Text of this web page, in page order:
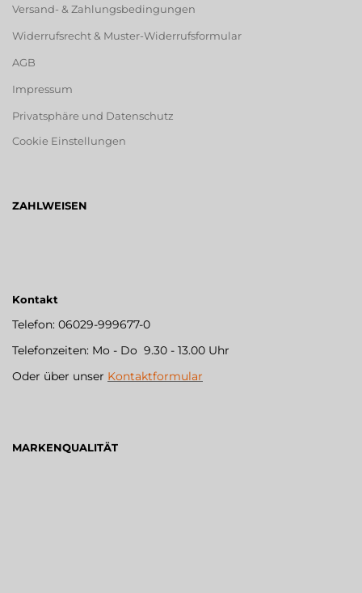
Versand- & Zahlungsbedingungen
Widerrufsrecht & Muster-Widerrufsformular
AGB
Impressum
Privatsphäre und Datenschutz
Cookie Einstellungen
ZAHLWEISEN
Kontakt
Telefon: 06029-999677-0
Telefonzeiten: Mo - Do 9.30 - 13.00 Uhr
Oder über unser Kontaktformular
MARKENQUALITÄT